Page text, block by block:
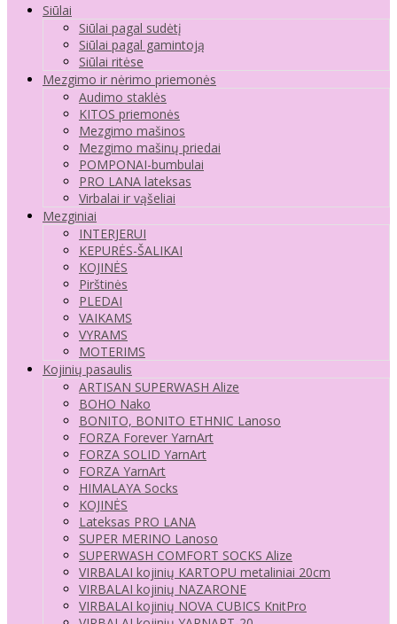
Siūlai
Siūlai pagal sudėtį
Siūlai pagal gamintoją
Siūlai ritėse
Mezgimo ir nėrimo priemonės
Audimo staklės
KITOS priemonės
Mezgimo mašinos
Mezgimo mašinų priedai
POMPONAI-bumbulai
PRO LANA lateksas
Virbalai ir vąšeliai
Mezginiai
INTERJERUI
KEPURĖS-ŠALIKAI
KOJINĖS
Pirštinės
PLEDAI
VAIKAMS
VYRAMS
MOTERIMS
Kojinių pasaulis
ARTISAN SUPERWASH Alize
BOHO Nako
BONITO, BONITO ETHNIC Lanoso
FORZA Forever YarnArt
FORZA SOLID YarnArt
FORZA YarnArt
HIMALAYA Socks
KOJINĖS
Lateksas PRO LANA
SUPER MERINO Lanoso
SUPERWASH COMFORT SOCKS Alize
VIRBALAI kojinių KARTOPU metaliniai 20cm
VIRBALAI kojinių NAZARONE
VIRBALAI kojinių NOVA CUBICS KnitPro